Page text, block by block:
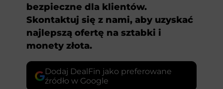
bezpieczne dla klientów.
Skontaktuj się z nami, aby uzyskać
najlepszą ofertę na sztabki i
monety złota.
Dodaj DealFin jako preferowane
źródło w Google